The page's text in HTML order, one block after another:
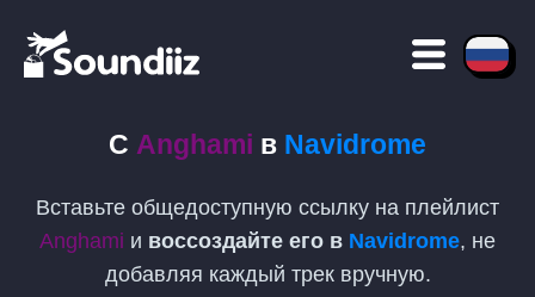
С Anghami в Navidrome
Вставьте общедоступную ссылку на плейлист
Anghami и воссоздайте его в Navidrome, не
добавляя каждый трек вручную.